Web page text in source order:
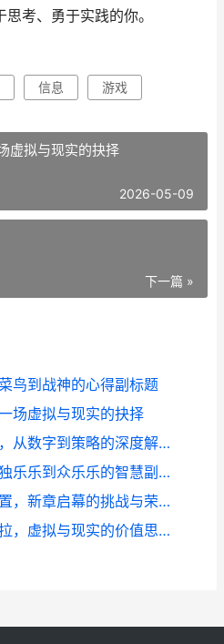
考、勇于实践的你。
信息 游戏
虚拟与现实的抉择
2026-05-09
下一篇 »
鸟到战神的心得副标题
场虚拟与现实的抉择
**王者荣耀胜率怎么算，从数字到策略的深度解析，副标题，胜率背后的真实游戏力**
王者怎么分享游戏，从独乐乐到众乐乐的智慧副标题，指尖传递的竞技艺术
标题：王者荣耀赛季重置，新章启幕的挑战与荣光副标题：铭文重铸与段位征程
和平精英免费兑换特斯拉，虚拟与现实的价值思辨